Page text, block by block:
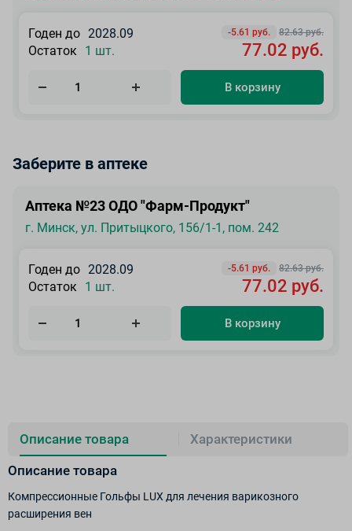
Годен до 2028.09
Остаток 1 шт. 77.02 руб.
-5.61 руб. 82.63 руб.
В корзину
Заберите в аптеке
Аптека №23 ОДО "Фарм-Продукт"
г. Минск, ул. Притыцкого, 156/1-1, пом. 242
Годен до 2028.09
Остаток 1 шт. 77.02 руб.
-5.61 руб. 82.63 руб.
В корзину
Описание товара
Характеристики
Описание товара
Компрессионные Гольфы LUX для лечения варикозного
расширения вен